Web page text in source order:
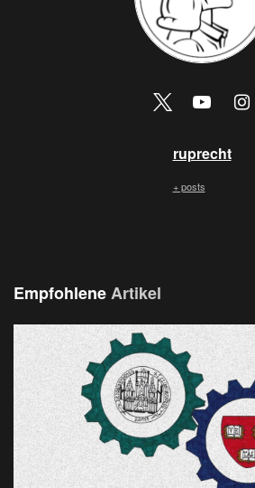
ruprecht
+ posts
EmpfohleneArtikel